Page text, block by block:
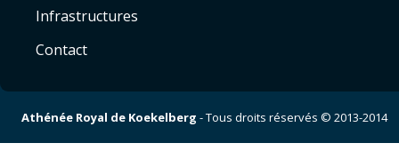
Infrastructures
Contact
Athénée Royal de Koekelberg - Tous droits réservés © 2013-2014